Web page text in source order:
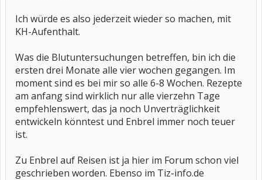
Ich würde es also jederzeit wieder so machen, mit
KH-Aufenthalt.
Was die Blutuntersuchungen betreffen, bin ich die
ersten drei Monate alle vier wochen gegangen. Im
moment sind es bei mir so alle 6-8 Wochen. Rezepte
am anfang sind wirklich nur alle vierzehn Tage
empfehlenswert, das ja noch Unverträglichkeit
entwickeln könntest und Enbrel immer noch teuer
ist.
Zu Enbrel auf Reisen ist ja hier im Forum schon viel
geschrieben worden. Ebenso im Tiz-info.de